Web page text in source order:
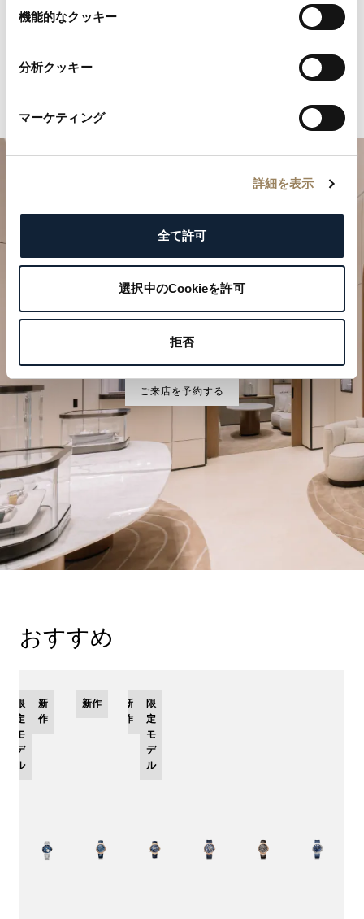
機能的なクッキー
分析クッキー
マーケティング
詳細を表示
全て許可
選択中のCookieを許可
拒否
特別なひとときを計画する
ブレゲの時計作品をぜひブティックでご覧ください。
ご来店を予約する
おすすめ
限
定
モ
デ
ル
新
作
新作
新
作
限
定
モ
デ
ル